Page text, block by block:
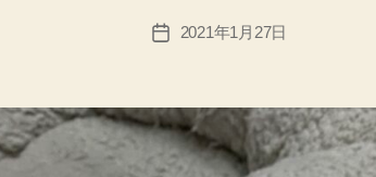
投
2021年1月27日